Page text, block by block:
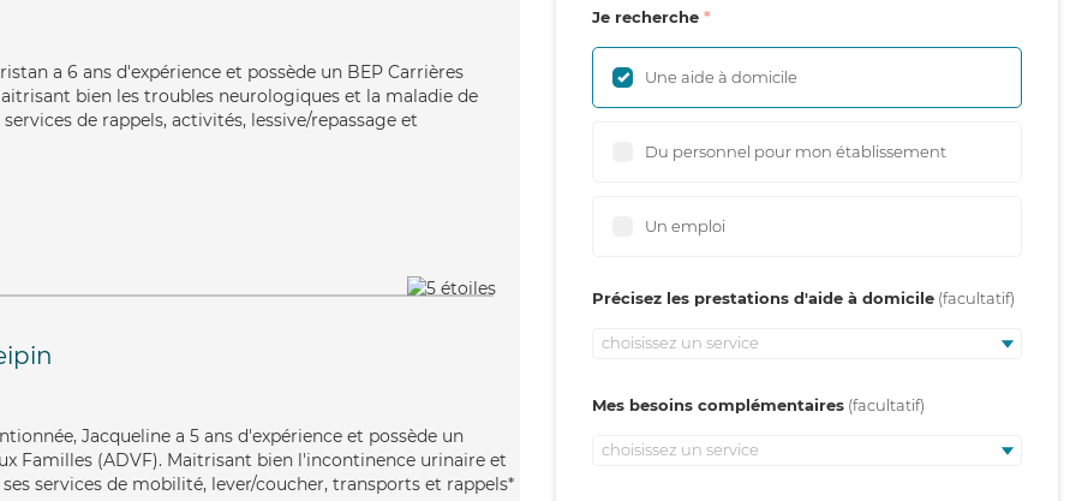
a 6 ans d'expérience et possède un BEP Carrières
bien les troubles neurologiques et la maladie de
de rappels, activités, lessive/repassage et
Jacqueline a 5 ans d'expérience et possède un
Familles (ADVF). Maitrisant bien l'incontinence urinaire et
services de mobilité, lever/coucher, transports et rappels*
Je recherche
Une aide à domicile
Du personnel pour mon établissement
Un emploi
Précisez les prestations d'aide à domicile
choisissez un service
Mes besoins complémentaires
choisissez un service